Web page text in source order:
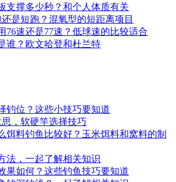
支撑多少秒？和个人体质有关
是短跑？混氧型的短距离项目
76速还是77速？低球速的比较适合
谁？欧文哈登和杜兰特
钓位？这些小技巧要知道
，软硬竿选择技巧
饵料钓鱼比较好？玉米饵料和窝料的制
法，一起了解相关知识
果如何？这些钓鱼技巧要知道